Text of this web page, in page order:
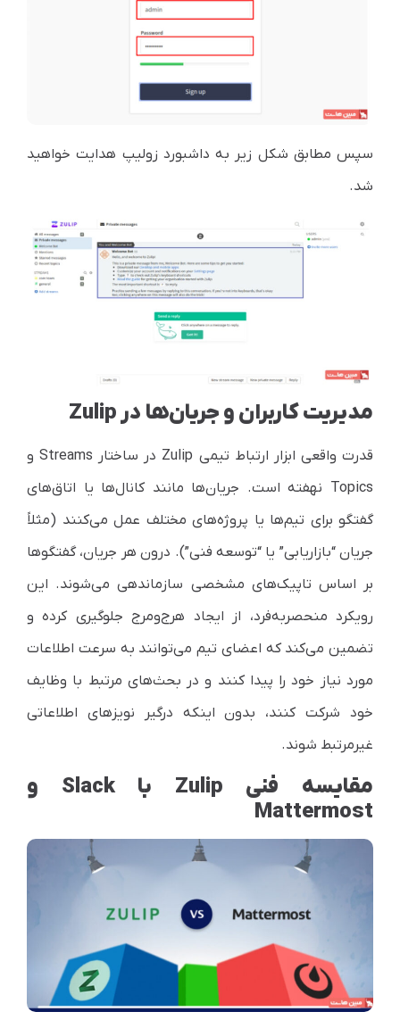
سپس مطابق شکل زیر به داشبورد زولیپ هدایت خواهید
شد.
مدیریت کاربران و جریان‌ها در Zulip
قدرت واقعی ابزار ارتباط تیمی Zulip در ساختار Streams و
Topics نهفته است. جریان‌ها مانند کانال‌ها یا اتاق‌های
گفتگو برای تیم‌ها یا پروژه‌های مختلف عمل می‌کنند (مثلاً
جریان “بازاریابی” یا “توسعه فنی”). درون هر جریان، گفتگوها
بر اساس تاپیک‌های مشخصی سازماندهی می‌شوند. این
رویکرد منحصربه‌فرد، از ایجاد هرج‌ومرج جلوگیری کرده و
تضمین می‌کند که اعضای تیم می‌توانند به سرعت اطلاعات
مورد نیاز خود را پیدا کنند و در بحث‌های مرتبط با وظایف
خود شرکت کنند، بدون اینکه درگیر نویزهای اطلاعاتی
غیرمرتبط شوند.
مقایسه فنی Zulip با Slack و
Mattermost